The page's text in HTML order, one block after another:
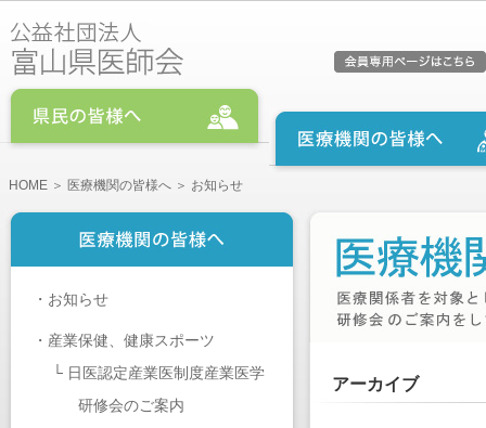
HOME ＞ 医療機関の皆様へ ＞ お知らせ
・ お知らせ
・ 産業保健、健康スポーツ
└ 日医認定産業医制度産業医学
研修会のご案内
アーカイブ